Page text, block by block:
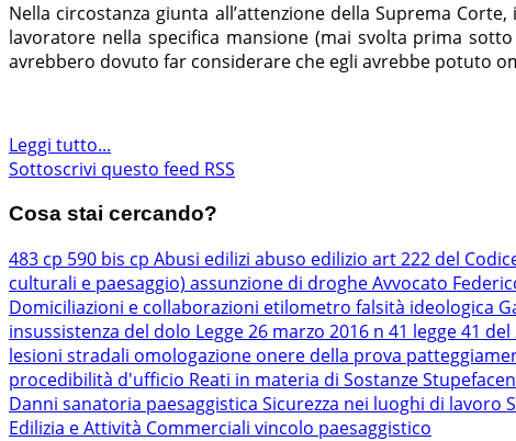
Nella circostanza giunta all’attenzione della Suprema
lavoratore nella specifica mansione (mai svolta prima
avrebbero dovuto far considerare che egli avrebbe potuto
Leggi tutto...
Sottoscrivi questo feed RSS
Cosa stai cercando?
483 cp 590 bis cp Abusi edilizi abuso edilizio art 222 del
culturali e paesaggio) assunzione di drogheAvvocato
Domiciliazioni e collaborazioni etilometro falsità ideologica
insussistenza del dolo Legge 26 marzo 2016 n 41 legge 41 del
lesioni stradali omologazione onere della prova
procedibilità d'ufficio Reati in materia di Sostanze
Danni sanatoria paesaggistica Sicurezza nei luoghi di lavoro
Edilizia e Attività Commerciali vincolo paesaggistico